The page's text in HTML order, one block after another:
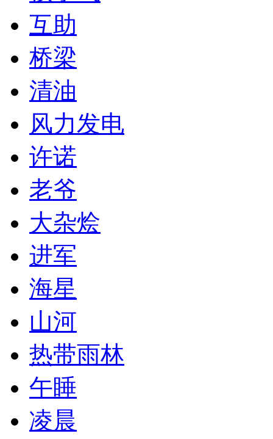
互助
桥梁
清油
风力发电
许诺
老爷
大杂烩
进军
海星
山河
热带雨林
午睡
凌晨